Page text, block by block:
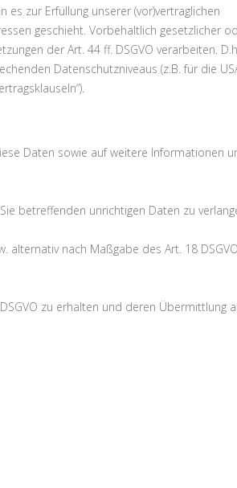
zur Erfüllung unserer (vor)vertraglichen
geschieht. Vorbehaltlich gesetzlicher
der Art. 44 ff. DSGVO verarbeiten.
Datenschutzniveaus (z.B. für die
Daten sowie auf weitere Informationen
betreffenden unrichtigen Daten zu
alternativ nach Maßgabe des Art. 18 DSGVO
zu erhalten und deren Übermittlung